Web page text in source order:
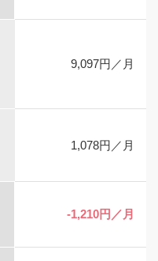
9,097円／月
1,078円／月
-1,210円／月